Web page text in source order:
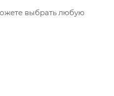
выбрать любую